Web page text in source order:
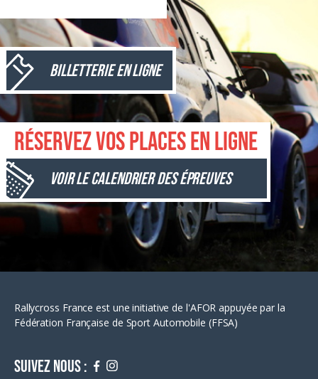
Billetterie en ligne
Réservez vos places en ligne
Voir le calendrier des épreuves
Rallycross France est une initiative de l'AFOR appuyée par la
Fédération Française de Sport Automobile (FFSA)
Suivez nous :